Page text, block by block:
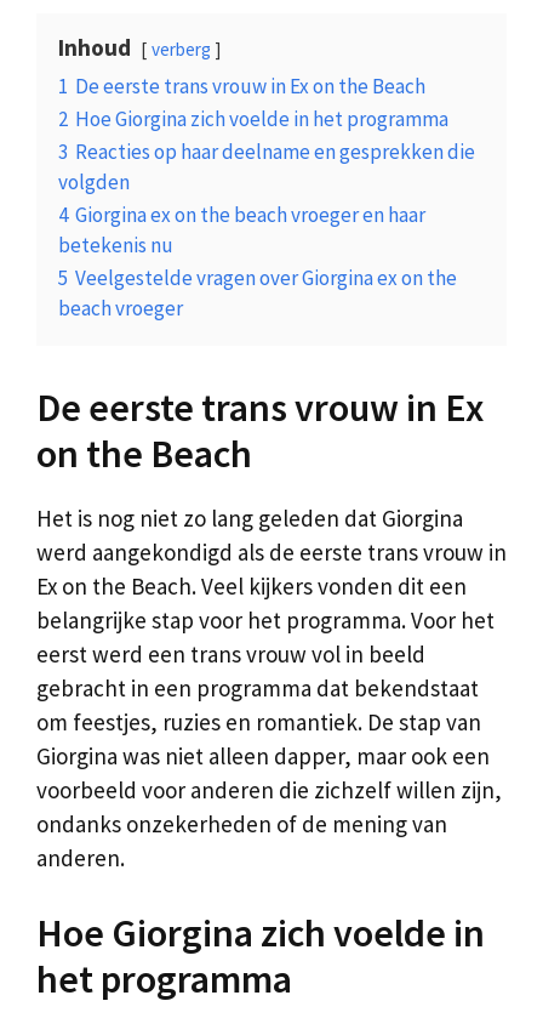
Inhoud verberg
1 De eerste trans vrouw in Ex on the Beach
2 Hoe Giorgina zich voelde in het programma
3 Reacties op haar deelname en gesprekken die
volgden
4 Giorgina ex on the beach vroeger en haar
betekenis nu
5 Veelgestelde vragen over Giorgina ex on the
beach vroeger
De eerste trans vrouw in Ex
on the Beach
Het is nog niet zo lang geleden dat Giorgina
werd aangekondigd als de eerste trans vrouw in
Ex on the Beach. Veel kijkers vonden dit een
belangrijke stap voor het programma. Voor het
eerst werd een trans vrouw vol in beeld
gebracht in een programma dat bekendstaat
om feestjes, ruzies en romantiek. De stap van
Giorgina was niet alleen dapper, maar ook een
voorbeeld voor anderen die zichzelf willen zijn,
ondanks onzekerheden of de mening van
anderen.
Hoe Giorgina zich voelde in
het programma